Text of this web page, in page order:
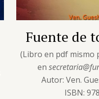
Fuente de
(Libro en pdf mismo
en
Autor: Ven.
ISBN: